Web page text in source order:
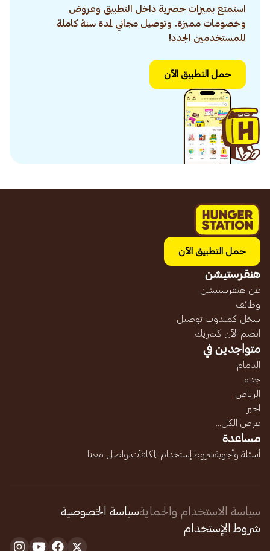
استمتع بميزات حصرية داخل التطبيق وعروض
وخصومات مميزة. وتوصيل مجاني لمدة سنة كاملة
للمستخدمين الجدد!
حمل التطبيق الآن
حمل التطبيق الآن
هنقرستيشن
عن هنقرستيشن
وظائف
سجّل كمندوب توصيل
انضم الآن كشريك
متواجدين في
الدمام
جده
الرياض
الخبر
عرض الكل...
مساعدة
أسئلة وأجوبةشروط إستخدام المكافآتتواصل معنا
سياسة الاستخدام والحمايةسياسة الخصوصية
شروط الإستخدام